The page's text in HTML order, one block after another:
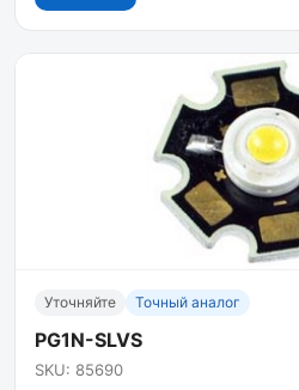
Уточняйте Точный аналог
PG1N-SLVS
SKU: 85690